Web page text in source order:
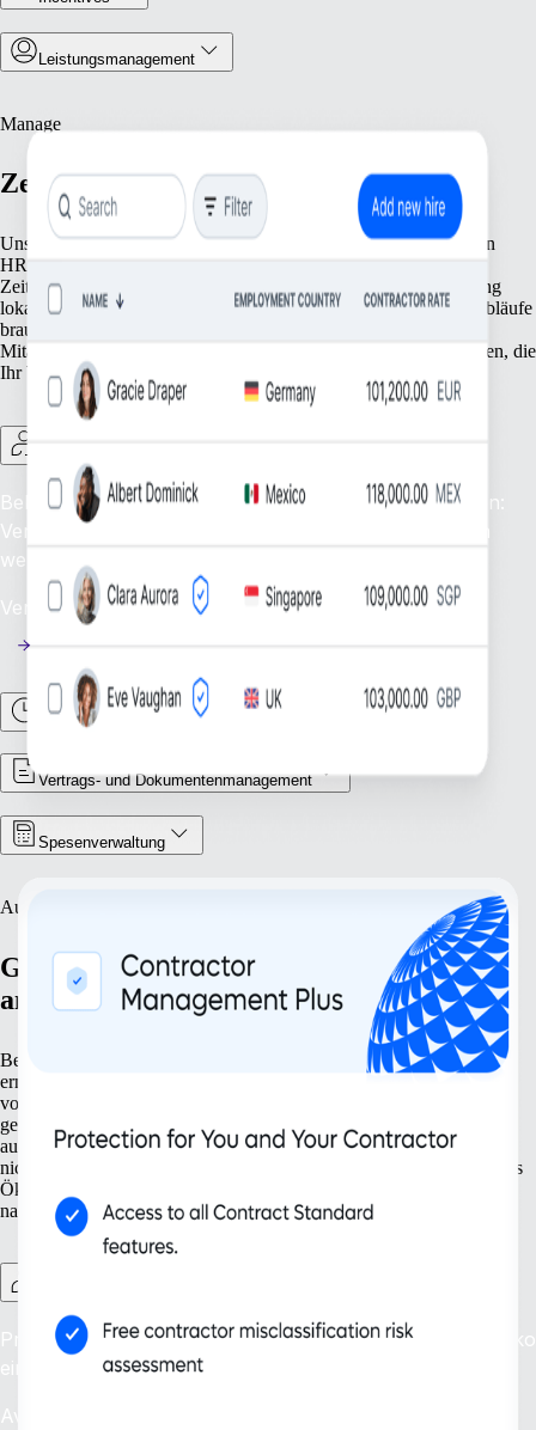
Leistungsmanagement
Manage
Zentralisiertes Personalmanagement
Unsere Tools vereinfachen Ihr Personalmanagement mit zentralen
HR‑Funktionen. Von der Pflege der Personaldaten über die
Zeiterfassung und Abwesenheitsverwaltung bis hin zur Einhaltung
lokaler Vorschriften: Wir bieten alles, was Sie für reibungslose Abläufe
brauchen. Konzentrieren Sie sich auf das Wesentliche – Ihre
Mitarbeiter:innen; wir übernehmen die administrativen Grundlagen, die
Ihr Wachstum ermöglichen.
Behalten Sie den Überblick über Ihre Freelancer:innen:
Verwalten und unterstützen Sie Ihre Freelancer:innen
weltweit.
Verfügbarkeit: Jetzt
Arbeitszeiten und Abwesenheiten
Vertrags‑ und Dokumentenmanagement
Spesenverwaltung
Ausbauen
Gehen Sie Ihre Expansion mit Zuversicht
an.
Bereiten Sie Ihr Unternehmen auf Wachstum vor. Unsere Lösungen
ermöglichen es Ihnen, Ihre Expansionsstrategie präzise zu planen –
von der Eröffnung neuer Niederlassungen bis zum Schutz Ihres
geistigen Eigentums. Mit Werkzeugen, die sowohl gegenwärtige als
auch zukünftige Anforderungen abdecken, kann Ihr Unternehmen
nicht nur größer, sondern auch effizienter arbeiten. Unser skalierbares
Ökosystem begleitet Ihr wachsendes Unternehmen und fördert
nachhaltigen Erfolg.
Problemlose Anstellung: Minimieren Sie weltweit das Risiko
einer Scheinselbstständigkeit.
Availability: Jetzt